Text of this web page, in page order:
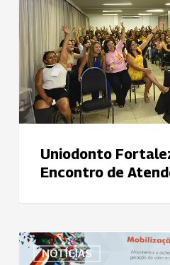
Encontro
de
Atendentes
Uniodonto
Encontro de
NOTÍCIAS
Uniodonto